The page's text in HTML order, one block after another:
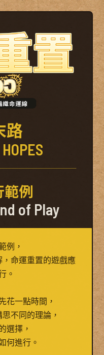
路
範例
of Play
例，
命運重置的遊戲應
。
花一點時間，
不同的理論，
選擇，
何進行。